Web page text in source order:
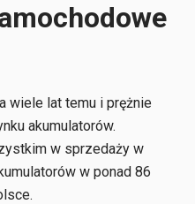
wiele lat temu i prężnie
akumulatorów.
w sprzedaży w
w ponad 86